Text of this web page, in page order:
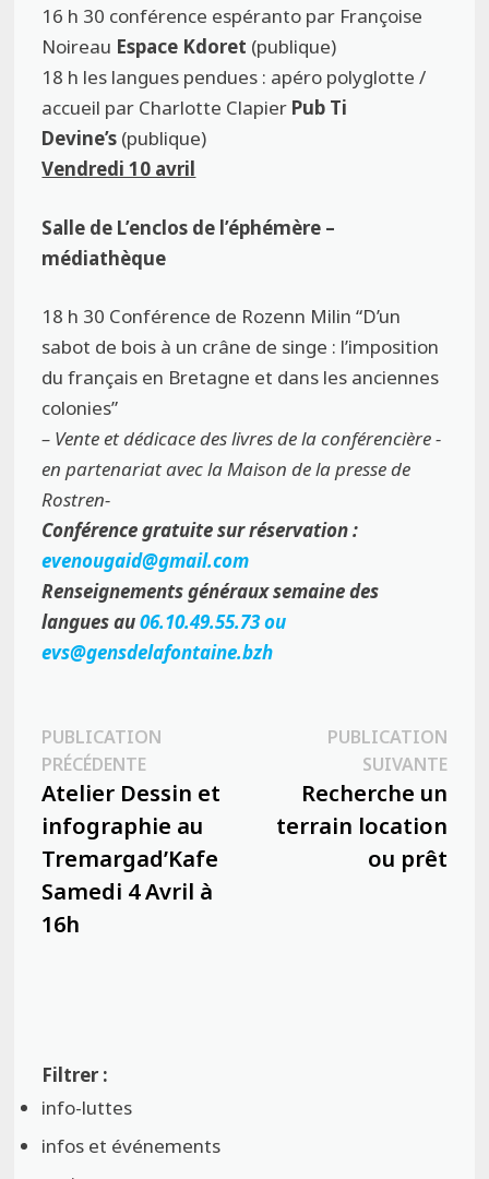
16 h 30 conférence espéranto par Françoise
Noireau Espace Kdoret (publique)
18 h les langues pendues : apéro polyglotte /
accueil par Charlotte Clapier Pub Ti
Devine’s (publique)
Vendredi 10 avril
Salle de L’enclos de l’éphémère –
médiathèque
18 h 30 Conférence de Rozenn Milin“D’un
sabot de bois à un crâne de singe : l’imposition
du français en Bretagne et dans les anciennes
colonies”
– Vente et dédicace des livres de la conférencière -
en partenariat avec la Maison de la presse de
Rostren-
Conférence gratuite sur réservation :
evenougaid@gmail.com
Renseignements généraux semaine des
langues au06.10.49.55.73 ou
evs@gensdelafontaine.bzh
Navigation
de
l’article
PUBLICATION
PRÉCÉDENTEPublication
précédente :
Atelier Dessin et
infographie au
Tremargad’Kafe
Samedi 4 Avril à
16h
PUBLICATION
SUIVANTE
Recherche un
terrain location
ou prêt
info-luttes
infos et événements